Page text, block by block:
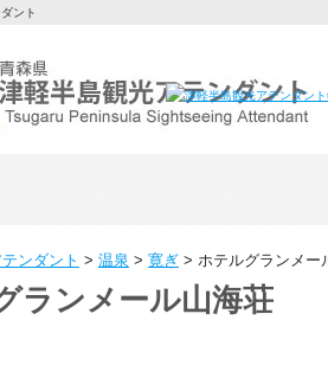
ント
ンダント > 温泉 > 寛ぎ > ホテルグランメー
ランメール山海荘